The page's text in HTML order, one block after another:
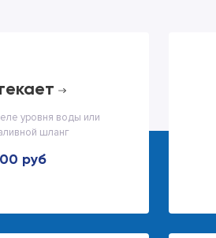
уровня воды или
шланг
руб